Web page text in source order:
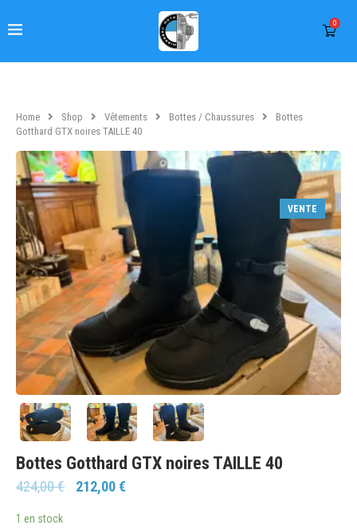
0
Home Shop Vêtements Bottes / Chaussures
Bottes
Gotthard GTX noires TAILLE 40
VENTE
Bottes Gotthard GTX noires TAILLE 40
424,00€ 212,00€
1 en stock